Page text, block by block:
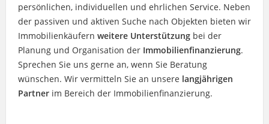
persönlichen, individuellen und ehrlichen Service. Neben
der passiven und aktiven Suche nach Objekten bieten wir
Immobilienkäufern weitere Unterstützungbei der
Planung und Organisation der Immobilienfinanzierung.
Sprechen Sie uns gerne an, wenn Sie Beratung
wünschen. Wir vermitteln Sie an unsere langjährigen
Partnerim Bereich der Immobilienfinanzierung.